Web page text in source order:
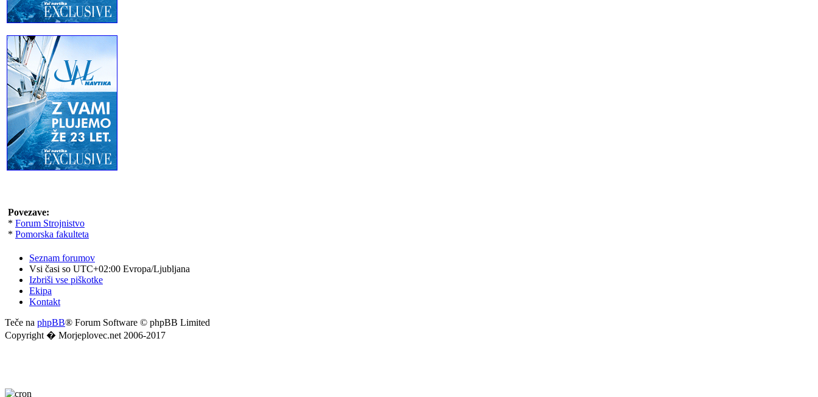
Povezave:
* Forum Strojnistvo
* Pomorska fakulteta
Seznam forumov
Vsi časi so UTC+02:00 Evropa/Ljubljana
Izbriši vse piškotke
Ekipa
Kontakt
Teče na phpBB® Forum Software © phpBB Limited
Copyright � Morjeplovec.net 2006-2017